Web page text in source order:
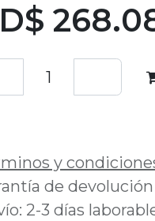
y
de
2-3 días